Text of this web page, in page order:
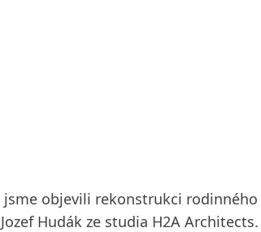
objevili rekonstrukci
Hudák ze studia H2A Architects.